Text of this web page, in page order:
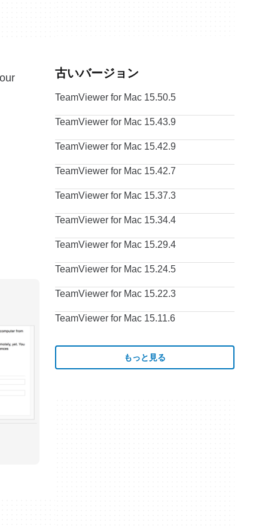
古いバージョン
TeamViewer for Mac 15.50.5
TeamViewer for Mac 15.43.9
TeamViewer for Mac 15.42.9
TeamViewer for Mac 15.42.7
TeamViewer for Mac 15.37.3
TeamViewer for Mac 15.34.4
TeamViewer for Mac 15.29.4
TeamViewer for Mac 15.24.5
TeamViewer for Mac 15.22.3
TeamViewer for Mac 15.11.6
もっと見る